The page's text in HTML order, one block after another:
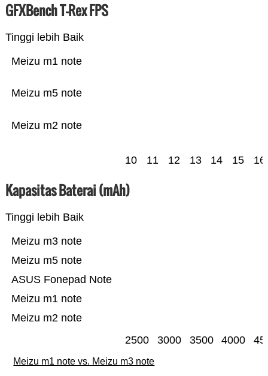
GFXBench T-Rex FPS
Tinggi lebih Baik
Meizu m2 note
Meizu m5 note
Meizu m1 note
10 11 12 13 14 15 16
Kapasitas Baterai (mAh)
Tinggi lebih Baik
Meizu m2 note
Meizu m1 note
ASUS Fonepad Note
Meizu m5 note
Meizu m3 note
2500 3000 3500 4000
Meizu m1 note vs. Meizu m3 note